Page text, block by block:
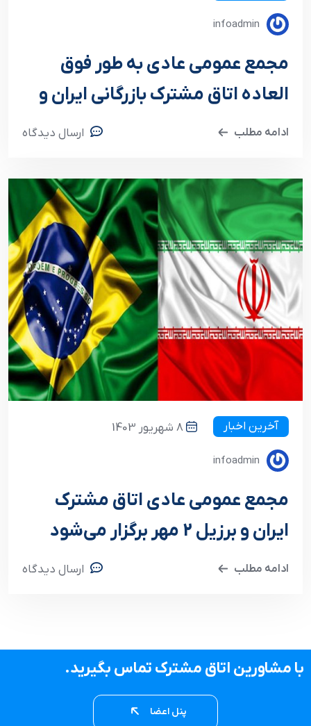
infoadmin
مجمع عمومی عادی به طور فوق
العاده اتاق مشترک بازرگانی ایران و
برزیل
ادامه مطلب ارسال دیدگاه
آخرین اخبار 8 شهریور 1403
infoadmin
مجمع عمومی عادی اتاق مشترک
ایران و برزیل 2 مهر برگزار می‌شود
ادامه مطلب ارسال دیدگاه
با مشاورین اتاق مشترک تماس بگیرید.
پنل اعضا